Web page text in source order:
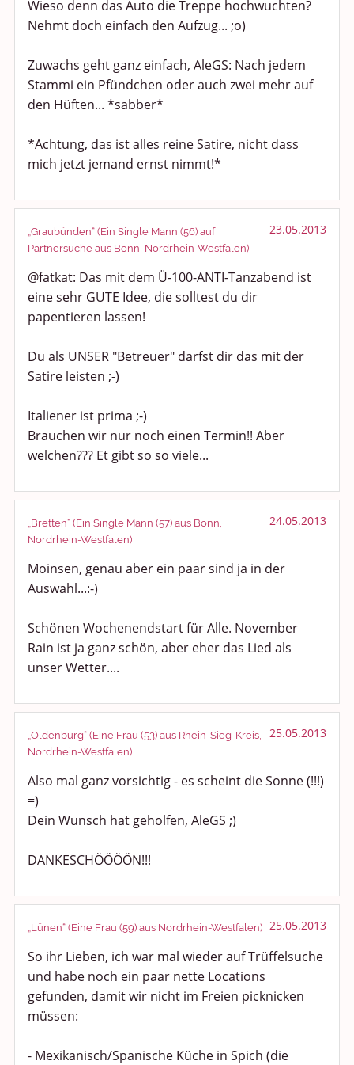
Wieso denn das Auto die Treppe hochwuchten?
Nehmt doch einfach den Aufzug... ;o)
Zuwachs geht ganz einfach, AleGS: Nach jedem
Stammi ein Pfündchen oder auch zwei mehr auf
den Hüften... *sabber*
*Achtung, das ist alles reine Satire, nicht dass
mich jetzt jemand ernst nimmt!*
„Graubünden“ (Ein Single Mann (56) auf
Partnersuche aus Bonn, Nordrhein-Westfalen)
23.05.2013
@fatkat: Das mit dem Ü-100-ANTI-Tanzabend ist
eine sehr GUTE Idee, die solltest du dir
papentieren lassen!
Du als UNSER "Betreuer" darfst dir das mit der
Satire leisten ;-)
Italiener ist prima ;-)
Brauchen wir nur noch einen Termin!! Aber
welchen??? Et gibt so so viele...
„Bretten“ (Ein Single Mann (57) aus Bonn,
Nordrhein-Westfalen)
24.05.2013
Moinsen, genau aber ein paar sind ja in der
Auswahl...:-)
Schönen Wochenendstart für Alle. November
Rain ist ja ganz schön, aber eher das Lied als
unser Wetter....
„Oldenburg“ (Eine Frau (53) aus Rhein-Sieg-Kreis,
Nordrhein-Westfalen)
25.05.2013
Also mal ganz vorsichtig - es scheint die Sonne (!!!)
=)
Dein Wunsch hat geholfen, AleGS ;)
DANKESCHÖÖÖÖN!!!
„Lünen“ (Eine Frau (59) aus Nordrhein-Westfalen) 25.05.2013
So ihr Lieben, ich war mal wieder auf Trüffelsuche
und habe noch ein paar nette Locations
gefunden, damit wir nicht im Freien picknicken
müssen:
- Mexikanisch/Spanische Küche in Spich (die